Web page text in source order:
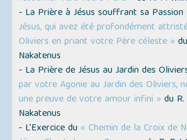
- La Prière à Jésus souffrant sa Passion
Jésus, qui avez été profondément
Oliviers en priant votre Père céleste »
Nakatenus
- La Prière de Jésus au Jardin des
par votre Agonie au Jardin des Oliviers,
une preuve de votre amour infini » du
Nakatenus
- L’Exercice du « Chemin de la Croix de